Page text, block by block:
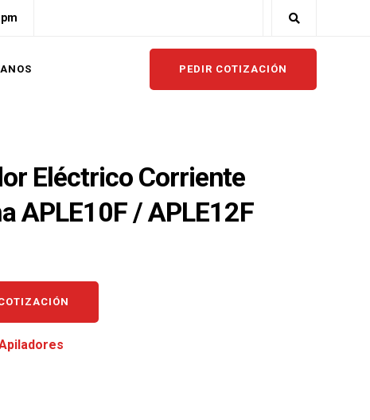
PEDIR COTIZACIÓN
Eléctrico Corriente
APLE10F / APLE12F